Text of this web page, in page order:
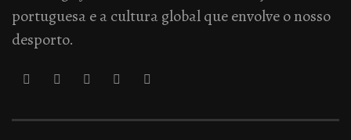
portuguesa e a cultura global que envolve o nosso
desporto.